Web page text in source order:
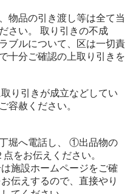
物品の引き渡し等は全て当
さい。 取り引きの不成
ブルについて、区は一切責
十分ご確認の上取り引きを
容赦ください。
堀へ電話し、 ①出品物の
をお伝えください。
伝えするので、直接やり